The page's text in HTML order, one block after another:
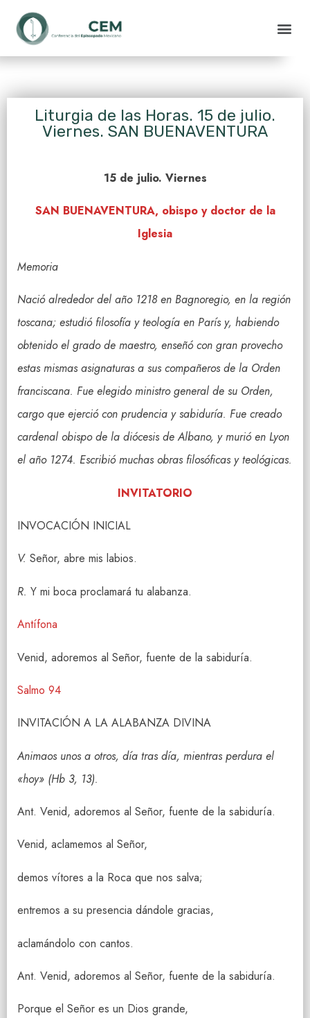
Liturgia de las Horas. 15 de julio.
Viernes. SAN BUENAVENTURA
15 de julio. Viernes
SAN BUENAVENTURA, obispo y doctor de la
Iglesia
Memoria
Nació alrededor del año 1218 en Bagnoregio, en la región
toscana; estudió filosofía y teología en París y, habiendo
obtenido el grado de maestro, enseñó con gran provecho
estas mismas asignaturas a sus compañeros de la Orden
franciscana. Fue elegido ministro general de su Orden,
cargo que ejerció con prudencia y sabiduría. Fue creado
cardenal obispo de la diócesis de Albano, y murió en Lyon
el año 1274. Escribió muchas obras filosóficas y teológicas.
INVITATORIO
INVOCACIÓN INICIAL
V. Señor, abre mis labios.
R. Y mi boca proclamará tu alabanza.
Antífona
Venid, adoremos al Señor, fuente de la sabiduría.
Salmo 94
INVITACIÓN A LA ALABANZA DIVINA
Animaos unos a otros, día tras día, mientras perdura el
«hoy» (Hb 3, 13).
Ant. Venid, adoremos al Señor, fuente de la sabiduría.
Venid, aclamemos al Señor,
demos vítores a la Roca que nos salva;
entremos a su presencia dándole gracias,
aclamándolo con cantos.
Ant. Venid, adoremos al Señor, fuente de la sabiduría.
Porque el Señor es un Dios grande,